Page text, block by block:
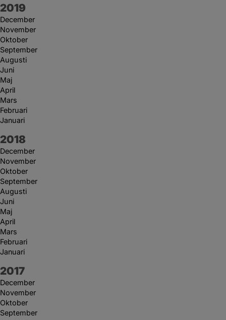
År:
2019
December
November
Oktober
September
Augusti
Juni
Maj
April
Mars
Februari
Januari
År:
2018
December
November
Oktober
September
Augusti
Juni
Maj
April
Mars
Februari
Januari
År:
2017
December
November
Oktober
September